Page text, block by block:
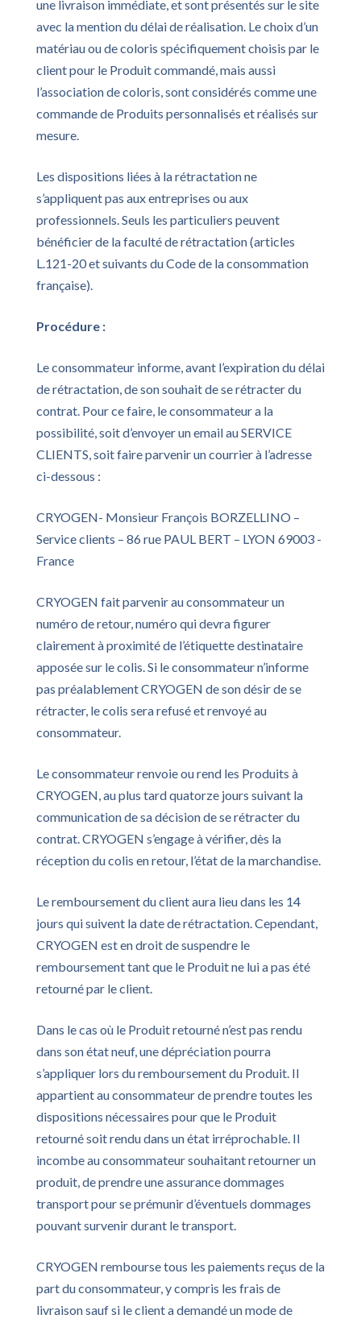
une livraison immédiate, et sont présentés sur le site
avec la mention du délai de réalisation. Le choix d’un
matériau ou de coloris spécifiquement choisis par le
client pour le Produit commandé, mais aussi
l’association de coloris, sont considérés comme une
commande de Produits personnalisés et réalisés sur
mesure.
Les dispositions liées à la rétractation ne
s’appliquent pas aux entreprises ou aux
professionnels. Seuls les particuliers peuvent
bénéficier de la faculté de rétractation (articles
L.121-20 et suivants du Code de la consommation
française).
Procédure :
Le consommateur informe, avant l’expiration du délai
de rétractation, de son souhait de se rétracter du
contrat. Pour ce faire, le consommateur a la
possibilité, soit d’envoyer un email au SERVICE
CLIENTS, soit faire parvenir un courrier à l’adresse
ci-dessous :
CRYOGEN- Monsieur François BORZELLINO –
Service clients – 86 rue PAUL BERT – LYON 69003 -
France
CRYOGEN fait parvenir au consommateur un
numéro de retour, numéro qui devra figurer
clairement à proximité de l’étiquette destinataire
apposée sur le colis. Si le consommateur n’informe
pas préalablement CRYOGEN de son désir de se
rétracter, le colis sera refusé et renvoyé au
consommateur.
Le consommateur renvoie ou rend les Produits à
CRYOGEN, au plus tard quatorze jours suivant la
communication de sa décision de se rétracter du
contrat. CRYOGEN s’engage à vérifier, dès la
réception du colis en retour, l’état de la marchandise.
Le remboursement du client aura lieu dans les 14
jours qui suivent la date de rétractation. Cependant,
CRYOGEN est en droit de suspendre le
remboursement tant que le Produit ne lui a pas été
retourné par le client.
Dans le cas où le Produit retourné n’est pas rendu
dans son état neuf, une dépréciation pourra
s’appliquer lors du remboursement du Produit. Il
appartient au consommateur de prendre toutes les
dispositions nécessaires pour que le Produit
retourné soit rendu dans un état irréprochable. Il
incombe au consommateur souhaitant retourner un
produit, de prendre une assurance dommages
transport pour se prémunir d’éventuels dommages
pouvant survenir durant le transport.
CRYOGEN rembourse tous les paiements reçus de la
part du consommateur, y compris les frais de
livraison sauf si le client a demandé un mode de